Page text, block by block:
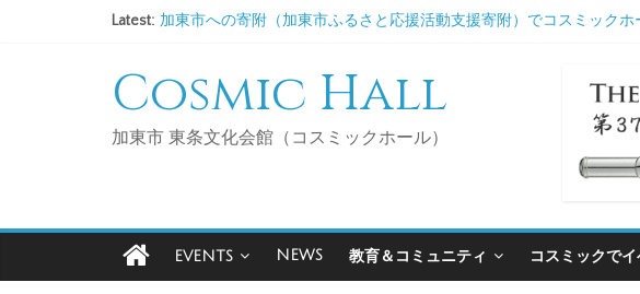
Latest: 加東市への寄附（加東市ふるさと応援活動支援寄附）でコスミック
2027/1/7 コスミックサロンDE歌声喫茶
Cosmic Hall
加東市 東条文化会館（コスミックホール）
EVENTS NEWS 教育＆コミュニティ コスミックで